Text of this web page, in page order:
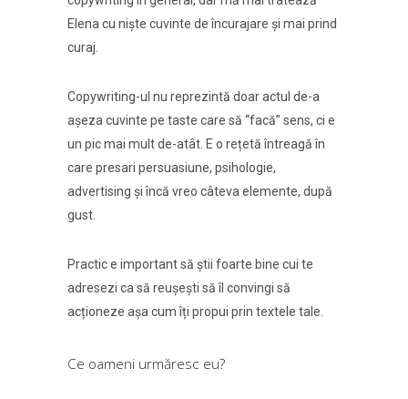
Elena cu niște cuvinte de încurajare și mai prind
curaj.
Copywriting-ul nu reprezintă doar actul de-a
așeza cuvinte pe taste care să “facă” sens, ci e
un pic mai mult de-atât. E o rețetă întreagă în
care presari persuasiune, psihologie,
advertising și încă vreo câteva elemente, după
gust.
Practic e important să știi foarte bine cui te
adresezi ca să reușești să îl convingi să
acționeze așa cum îți propui prin textele tale.
Ce oameni urmăresc eu?